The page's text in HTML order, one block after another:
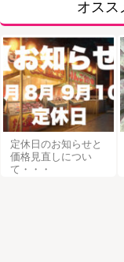
オス
定休日のお知らせと
価格見直しについ
て・・・